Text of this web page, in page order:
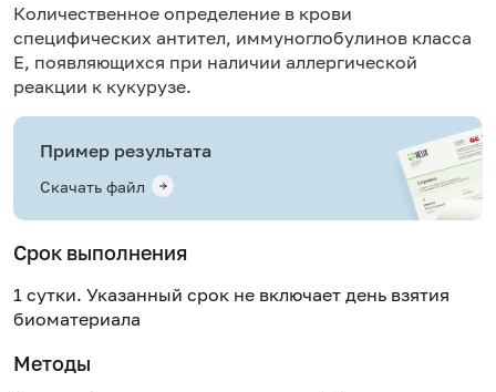
Количественное определение в крови
специфических антител, иммуноглобулинов класса
E, появляющихся при наличии аллергической
реакции к кукурузе.
Пример результата
Скачать файл
Срок выполнения
1 сутки. Указанный срок не включает день взятия
биоматериала
Методы